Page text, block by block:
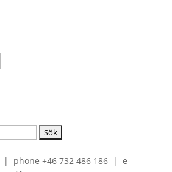
| phone +46 732 486 186 | e-